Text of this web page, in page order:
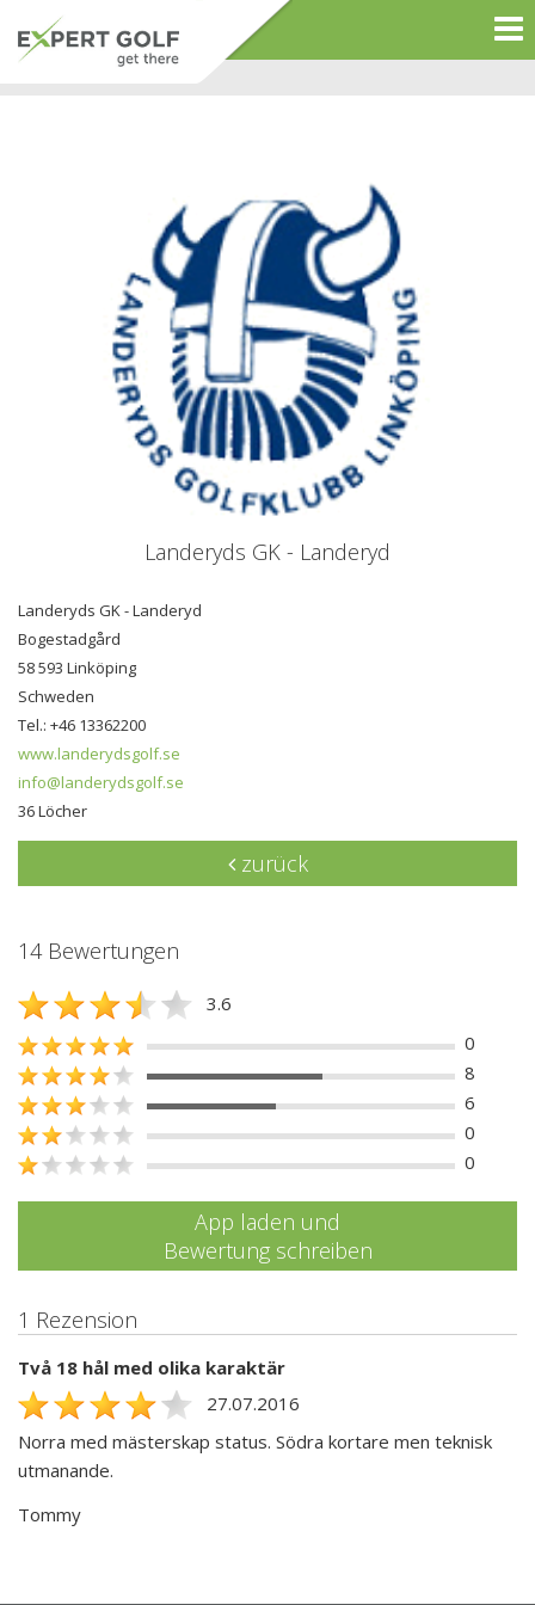
Landeryds GK - Landeryd
Landeryds GK - Landeryd
Bogestadgård
58 593 Linköping
Schweden
Tel.: +46 13362200
www.landerydsgolf.se
info@landerydsgolf.se
36 Löcher
zurück
14 Bewertungen
3.6
0
8
6
0
0
App laden und
Bewertung schreiben
1 Rezension
Två 18 hål med olika karaktär
27.07.2016
Norra med mästerskap status. Södra kortare men teknisk
utmanande.
Tommy